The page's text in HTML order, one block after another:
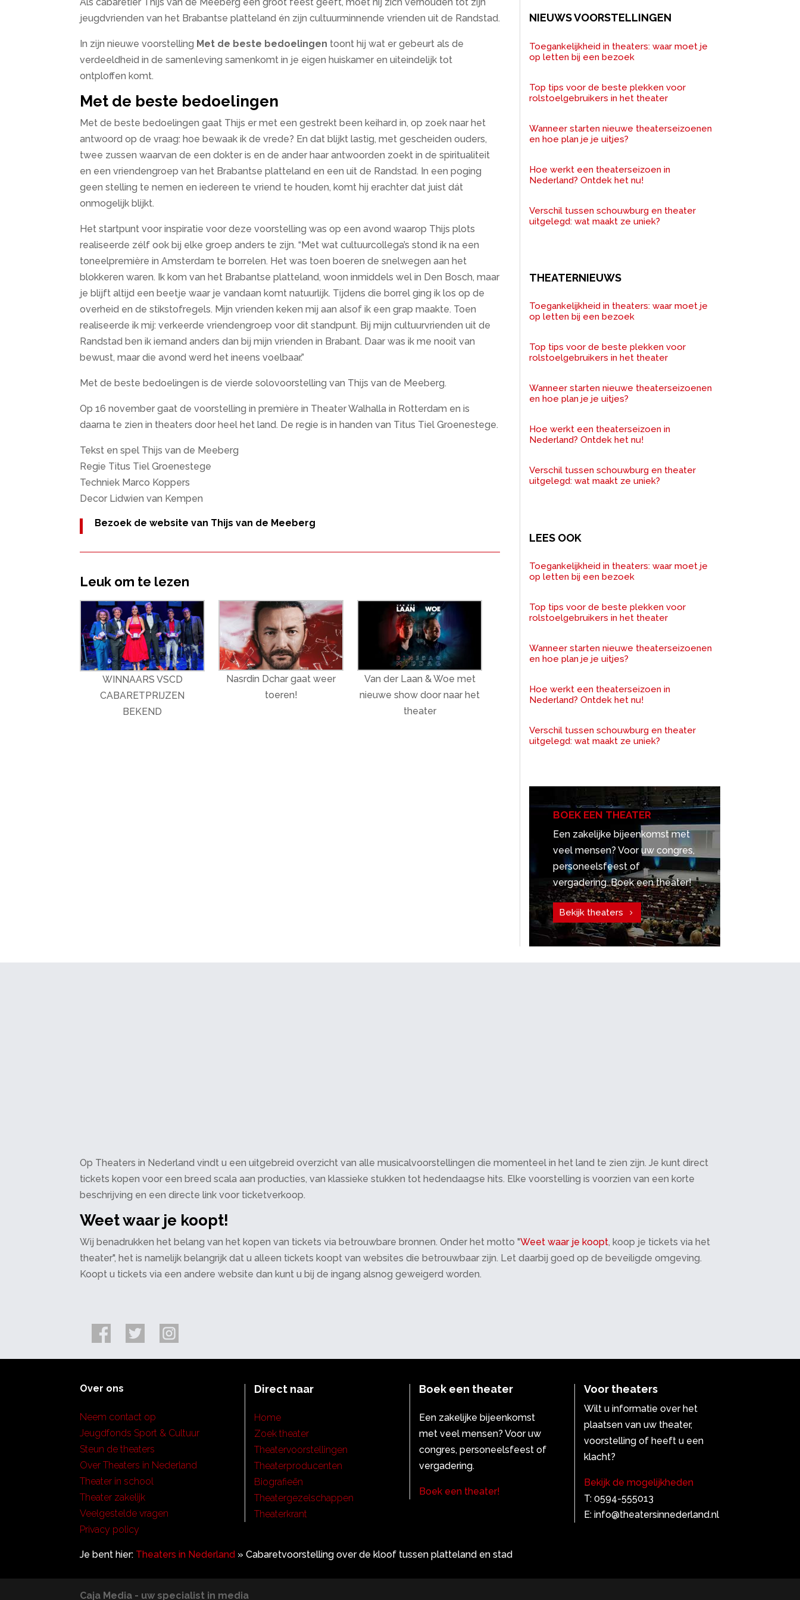
jeugdvrienden van het Brabantse platteland én zijn cultuurminnende vrienden uit de Randstad.
In zijn nieuwe voorstelling Met de beste bedoelingen toont hij wat er gebeurt als de
verdeeldheid in de samenleving samenkomt in je eigen huiskamer en uiteindelijk tot
ontploffen komt.
Met de beste bedoelingen
Met de beste bedoelingen gaat Thijs er met een gestrekt been keihard in, op zoek naar het
antwoord op de vraag: hoe bewaak ik de vrede? En dat blijkt lastig, met gescheiden ouders,
twee zussen waarvan de een dokter is en de ander haar antwoorden zoekt in de spiritualiteit
en een vriendengroep van het Brabantse platteland en een uit de Randstad. In een poging
geen stelling te nemen en iedereen te vriend te houden, komt hij erachter dat juist dát
onmogelijk blijkt.
Het startpunt voor inspiratie voor deze voorstelling was op een avond waarop Thijs plots
realiseerde zélf ook bij elke groep anders te zijn. “Met wat cultuurcollega’s stond ik na een
toneelpremière in Amsterdam te borrelen. Het was toen boeren de snelwegen aan het
blokkeren waren. Ik kom van het Brabantse platteland, woon inmiddels wel in Den Bosch, maar
je blijft altijd een beetje waar je vandaan komt natuurlijk. Tijdens die borrel ging ik los op de
overheid en de stikstofregels. Mijn vrienden keken mij aan alsof ik een grap maakte. Toen
realiseerde ik mij: verkeerde vriendengroep voor dit standpunt. Bij mijn cultuurvrienden uit de
Randstad ben ik iemand anders dan bij mijn vrienden in Brabant. Daar was ik me nooit van
bewust, maar die avond werd het ineens voelbaar.”
Met de beste bedoelingen is de vierde solovoorstelling van Thijs van de Meeberg.
Op 16 november gaat de voorstelling in première in Theater Walhalla in Rotterdam en is
daarna te zien in theaters door heel het land. De regie is in handen van Titus Tiel Groenestege.
Tekst en spel Thijs van de Meeberg
Regie Titus Tiel Groenestege
Techniek Marco Koppers
Decor Lidwien van Kempen
Bezoek de website van Thijs van de Meeberg
Leuk om te lezen
WINNAARS VSCD
CABARETPRIJZEN
BEKEND
Nasrdin Dchar gaat weer
toeren!
Van der Laan & Woe met
nieuwe show door naar het
theater
NIEUWS VOORSTELLINGEN
Toegankelijkheid in theaters: waar moet je
op letten bij een bezoek
Top tips voor de beste plekken voor
rolstoelgebruikers in het theater
Wanneer starten nieuwe theaterseizoenen
en hoe plan je je uitjes?
Hoe werkt een theaterseizoen in
Nederland? Ontdek het nu!
Verschil tussen schouwburg en theater
uitgelegd: wat maakt ze uniek?
THEATERNIEUWS
Toegankelijkheid in theaters: waar moet je
op letten bij een bezoek
Top tips voor de beste plekken voor
rolstoelgebruikers in het theater
Wanneer starten nieuwe theaterseizoenen
en hoe plan je je uitjes?
Hoe werkt een theaterseizoen in
Nederland? Ontdek het nu!
Verschil tussen schouwburg en theater
uitgelegd: wat maakt ze uniek?
LEES OOK
Toegankelijkheid in theaters: waar moet je
op letten bij een bezoek
Top tips voor de beste plekken voor
rolstoelgebruikers in het theater
Wanneer starten nieuwe theaterseizoenen
en hoe plan je je uitjes?
Hoe werkt een theaterseizoen in
Nederland? Ontdek het nu!
Verschil tussen schouwburg en theater
uitgelegd: wat maakt ze uniek?
BOEK EEN THEATER
Een zakelijke bijeenkomst met
veel mensen? Voor uw congres,
personeelsfeest of
vergadering. Boek een theater!
Bekijk theaters
Op Theaters in Nederland vindt u een uitgebreid overzicht van alle musicalvoorstellingen die momenteel in het land te zien zijn. Je kunt direct
tickets kopen voor een breed scala aan producties, van klassieke stukken tot hedendaagse hits. Elke voorstelling is voorzien van een korte
beschrijving en een directe link voor ticketverkoop.
Weet waar je koopt!
Wij benadrukken het belang van het kopen van tickets via betrouwbare bronnen. Onder het motto "Weet waar je koopt, koop je tickets via het
theater", het is namelijk belangrijk dat u alleen tickets koopt van websites die betrouwbaar zijn. Let daarbij goed op de beveiligde omgeving.
Koopt u tickets via een andere website dan kunt u bij de ingang alsnog geweigerd worden.
Over ons
Neem contact op
Jeugdfonds Sport & Cultuur
Steun de theaters
Over Theaters in Nederland
Theater in school
Theater zakelijk
Veelgestelde vragen
Privacy policy
Direct naar
Home
Zoek theater
Theatervoorstellingen
Theaterproducenten
Biografieën
Theatergezelschappen
Theaterkrant
Boek een theater
Een zakelijke bijeenkomst
met veel mensen? Voor uw
congres, personeelsfeest of
vergadering.
Boek een theater!
Voor theaters
Wilt u informatie over het
plaatsen van uw theater,
voorstelling of heeft u een
klacht?
Bekijk de mogelijkheden
T: 0594-555013
E: info@theatersinnederland.nl
Je bent hier: Theaters in Nederland »Cabaretvoorstelling over de kloof tussen platteland en stad
Caja Media - uw specialist in media